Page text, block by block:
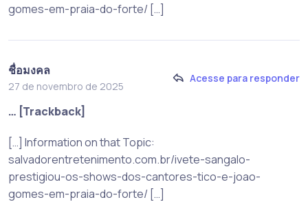
gomes-em-praia-do-forte/ […]
ชื่อมงคล
27 de novembro de 2025
Acesse para responder
… [Trackback]
[…] Information on that Topic:
salvadorentretenimento.com.br/ivete-sangalo-
prestigiou-os-shows-dos-cantores-tico-e-joao-
gomes-em-praia-do-forte/ […]